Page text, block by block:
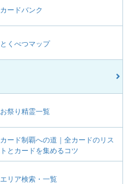
カードバンク
とくべつマップ
お祭り精霊一覧
カード制覇への道｜全カードのリス
トとカードを集めるコツ
エリア検索・一覧